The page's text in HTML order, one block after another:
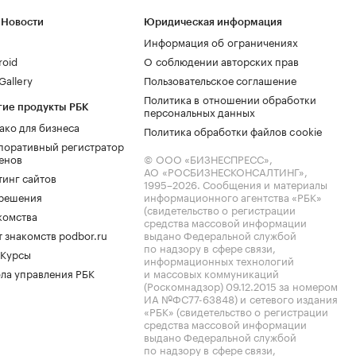
продукты РБК
для бизнеса
регистратор
сайтов
знакомств podbor.ru
управления РБК
Юридическая информация
Информация об ограничениях
О соблюдении авторских прав
Пользовательское соглашение
Политика в отношении обработки
персональных данных
Политика обработки файлов cookie
© ООО «БИЗНЕСПРЕСС»,
АО «РОСБИЗНЕСКОНСАЛТИНГ»,
1995–2026. Сообщения и материалы
информационного агентства «РБК»
(свидетельство о регистрации
средства массовой информации
выдано Федеральной службой
по надзору в сфере связи,
информационных технологий
и массовых коммуникаций
(Роскомнадзор) 09.12.2015 за номером
ИА №ФС77-63848) и сетевого издания
«РБК» (свидетельство о регистрации
средства массовой информации
выдано Федеральной службой
по надзору в сфере связи,